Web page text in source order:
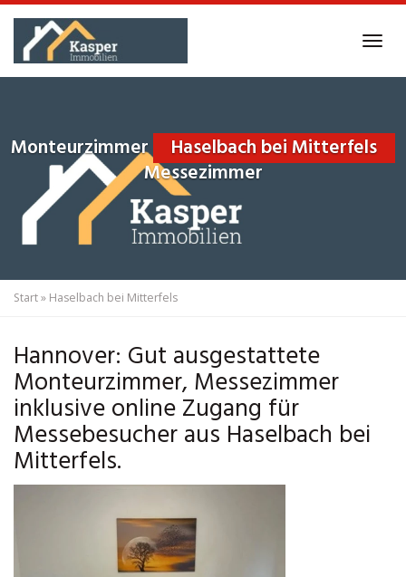
Skip
main
Monteurzimmer
Haselbach bei Mitterfels
Messezimmer
Start» Haselbach bei Mitterfels
Hannover: Gut ausgestattete
Monteurzimmer, Messezimmer
inklusive online Zugang für
Messebesucher aus Haselbach bei
Mitterfels.